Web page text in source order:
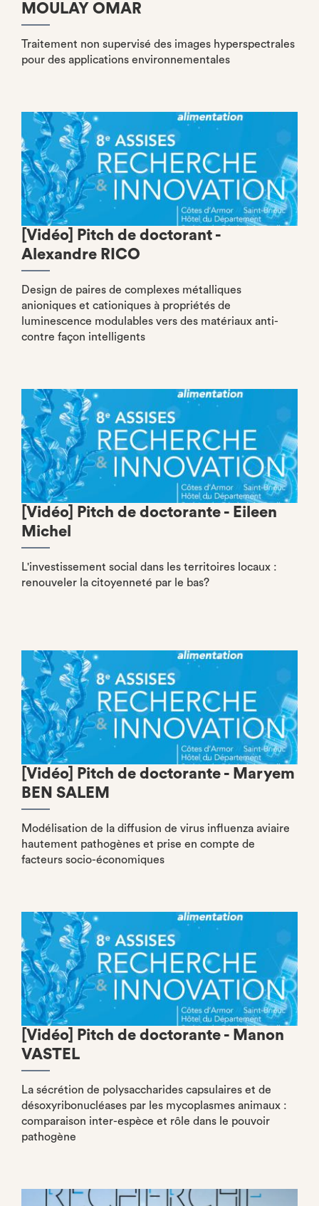
MOULAY OMAR
Traitement non supervisé des images hyperspectrales
pour des applications environnementales
[Vidéo] Pitch de doctorant -
Alexandre RICO
Design de paires de complexes métalliques
anioniques et cationiques à propriétés de
luminescence modulables vers des matériaux anti-
contre façon intelligents
[Vidéo] Pitch de doctorante - Eileen
Michel
L'investissement social dans les territoires locaux :
renouveler la citoyenneté par le bas?
[Vidéo] Pitch de doctorante - Maryem
BEN SALEM
Modélisation de la diffusion de virus influenza aviaire
hautement pathogènes et prise en compte de
facteurs socio-économiques
[Vidéo] Pitch de doctorante - Manon
VASTEL
La sécrétion de polysaccharides capsulaires et de
désoxyribonucléases par les mycoplasmes animaux :
comparaison inter-espèce et rôle dans le pouvoir
pathogène